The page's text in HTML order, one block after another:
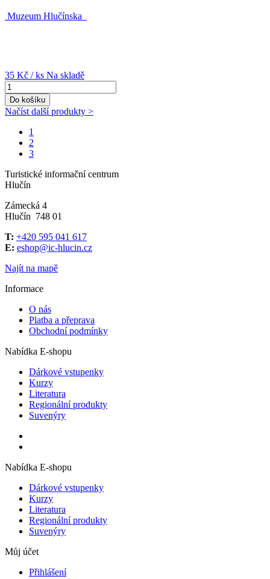
Muzeum Hlučínska
35 Kč / ks Na skladě
Do košíku
Načíst další produkty >
1
2
3
Turistické informační centrum
Hlučín
Zámecká 4
Hlučín 748 01
T: +420 595 041 617
E: eshop@ic-hlucin.cz
Najít na mapě
Informace
O nás
Platba a přeprava
Obchodní podmínky
Nabídka E-shopu
Dárkové vstupenky
Kurzy
Literatura
Regionální produkty
Suvenýry
Nabídka E-shopu
Dárkové vstupenky
Kurzy
Literatura
Regionální produkty
Suvenýry
Můj účet
Přihlášení